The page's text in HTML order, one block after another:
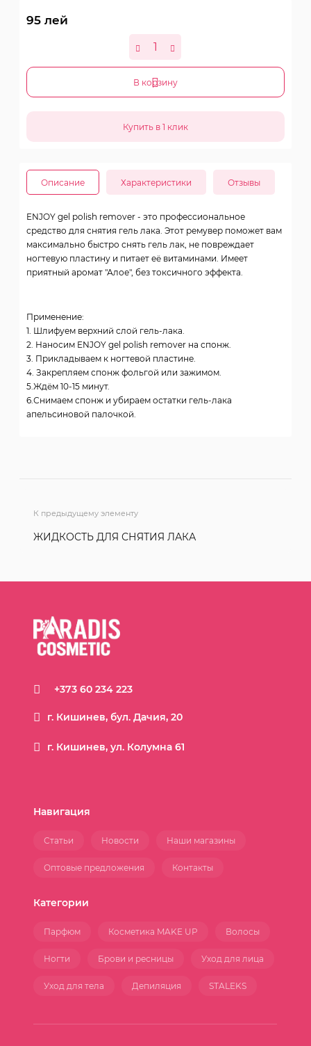
95 лей
В корзину
Описание Характеристики Отзывы
ENJOY gel polish remover - это профессиональное
средство для снятия гель лака. Этот ремувер поможет вам
максимально быстро снять гель лак, не повреждает
ногтевую пластину и питает её витаминами. Имеет
приятный аромат "Алое", без токсичного эффекта.
Применение:
1. Шлифуем верхний слой гель-лака.
2. Наносим ENJOY gel polish remover на спонж.
3. Прикладываем к ногтевой пластине.
4. Закрепляем спонж фольгой или зажимом.
5.Ждём 10-15 минут.
6.Снимаем спонж и убираем остатки гель-лака
апельсиновой палочкой.
К предыдущему элементу
ЖИДКОСТЬ ДЛЯ СНЯТИЯ ЛАКА
г. Кишинев, ул. Колумна 61
+373 60 234 223
г. Кишинев, бул. Дачия, 20
Статьи Новости Наши магазины
Оптовые предложения Контакты
Навигация
Парфюм Косметика MAKE UP Волосы
Ногти Брови и ресницы Уход для лица
Уход для тела Депиляция STALEKS
Категории